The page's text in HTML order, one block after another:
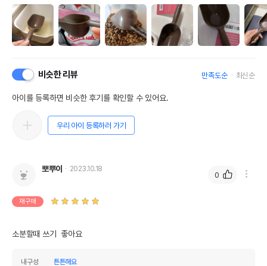
품명 및 모델명 펫모드 키티클린 사료스쿱 브라운
법에 의한 인증,허가 등을
경우 그에 대한 사항
제조자,수입품의 경우
수입자를 함께 표기
AS책임자와 전화번호
또는 소비자상담 관련
유통기한
비슷한 리뷰 만족도순 최신순
아이를 등록하면 비슷한 후기를 확인할 수 있어요.
우리 아이 등록하러 가기
뽀뿌이 2023.10.18
재구매
소분할때 쓰기  좋아요
내구성
튼튼해요
0